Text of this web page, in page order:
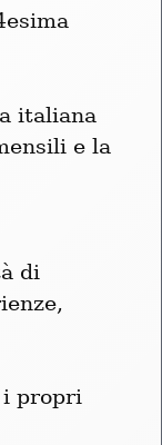
italiana
e la
di
i propri